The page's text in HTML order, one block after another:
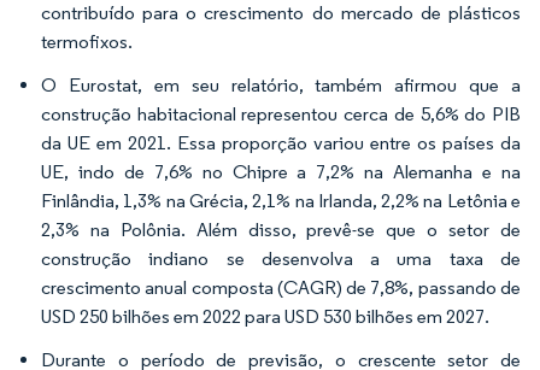
contribuído para o crescimento do mercado de plásticos
termofixos.
O Eurostat, em seu relatório, também afirmou que a
construção habitacional representou cerca de 5,6% do PIB
da UE em 2021. Essa proporção variou entre os países da
UE, indo de 7,6% no Chipre a 7,2% na Alemanha e na
Finlândia, 1,3% na Grécia, 2,1% na Irlanda, 2,2% na Letônia e
2,3% na Polônia. Além disso, prevê-se que o setor de
construção indiano se desenvolva a uma taxa de
crescimento anual composta (CAGR) de 7,8%, passando de
USD 250 bilhões em 2022 para USD 530 bilhões em 2027.
Durante o período de previsão, o crescente setor de